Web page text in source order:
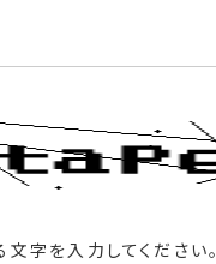
字を入力してください。